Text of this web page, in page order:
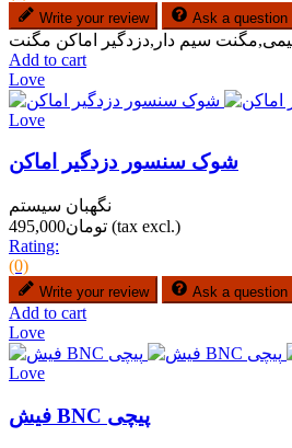
Write your review Ask a question
Add to cart
Love
Love
شوک سنسور دزدگیر اماکن
نگهبان سیستم
تومان495,000 (tax excl.)
Rating:
(0)
Write your review Ask a question
Add to cart
Love
Love
فیش BNC پیچی